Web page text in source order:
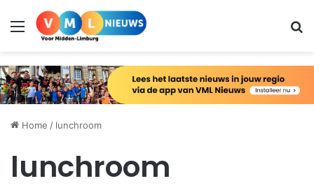
Menu
Home / lunchroom
lunchroom